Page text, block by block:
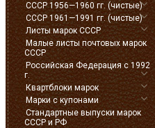
СССР 1956—1960 гг. (чистые)
СССР 1961—1991 гг. (чистые)
Листы марок СССР
Малые листы почтовых марок
СССР
Российская Федерация с 1992
г.
Квартблоки марок
Марки с купонами
Стандартные выпуски марок
СССР и РФ